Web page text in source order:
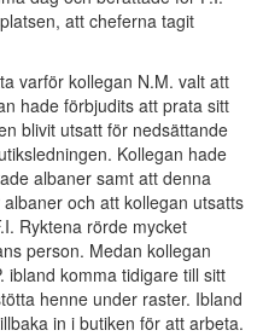
att cheferna tagit
varför kollegan N.M. valt att
hade förbjudits att prata sitt
blivit utsatt för nedsättande
Kollegan hade
albaner samt att denna
och att kollegan utsatts
Ryktena rörde mycket
person. Medan kollegan
ibland komma tidigare till sitt
henne under raster. Ibland
in i butiken för att arbeta.